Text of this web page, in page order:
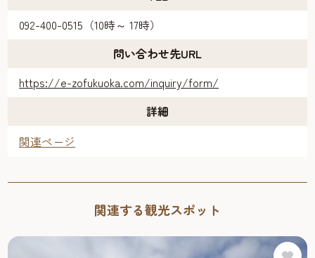
092-400-0515（10時～ 17時）
問い合わせ先URL
https://e-zofukuoka.com/inquiry/form/
詳細
関連ページ
関連する観光スポット